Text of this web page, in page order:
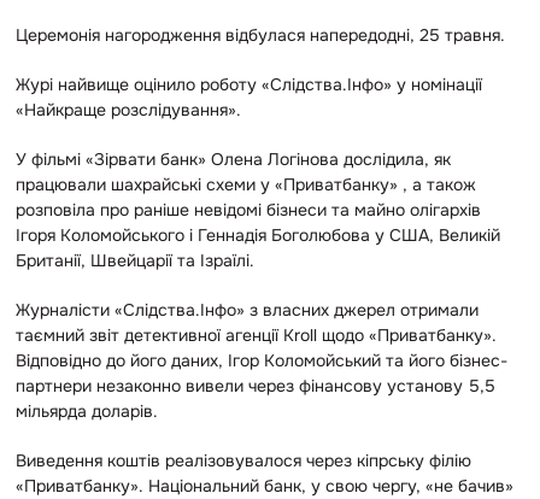
Церемонія нагородження відбулася напередодні, 25 травня.
Журі найвище оцінило роботу «Слідства.Інфо» у номінації
«Найкраще розслідування».
У фільмі «Зірвати банк» Олена Логінова дослідила, як
працювали шахрайські схеми у «Приватбанку» , а також
розповіла про раніше невідомі бізнеси та майно олігархів
Ігоря Коломойського і Геннадія Боголюбова у США, Великій
Британії, Швейцарії та Ізраїлі.
Журналісти «Слідства.Інфо» з власних джерел отримали
таємний звіт детективної агенції Kroll щодо «Приватбанку».
Відповідно до його даних, Ігор Коломойський та його бізнес-
партнери незаконно вивели через фінансову установу 5,5
мільярда доларів.
Виведення коштів реалізовувалося через кіпрську філію
«Приватбанку». Національний банк, у свою чергу, «не бачив»